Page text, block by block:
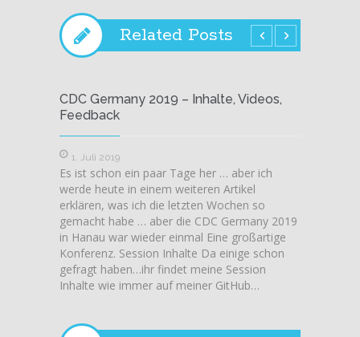
Related Posts
CDC Germany 2019 – Inhalte, Videos,
Feedback
1. Juli 2019
Es ist schon ein paar Tage her … aber ich
werde heute in einem weiteren Artikel
erklären, was ich die letzten Wochen so
gemacht habe … aber die CDC Germany 2019
in Hanau war wieder einmal Eine großartige
Konferenz. Session Inhalte Da einige schon
gefragt haben…ihr findet meine Session
Inhalte wie immer auf meiner GitHub…